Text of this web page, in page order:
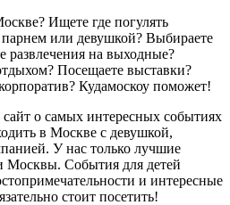
Ищете где погулять
парнем или девушкой? Выбираете
развлечения на выходные?
Посещаете выставки?
Кудамоскоу поможет!
о самых интересных событиях
в Москве с девушкой,
У нас только лучшие
Москвы. События для детей
и интересные
стоит посетить!